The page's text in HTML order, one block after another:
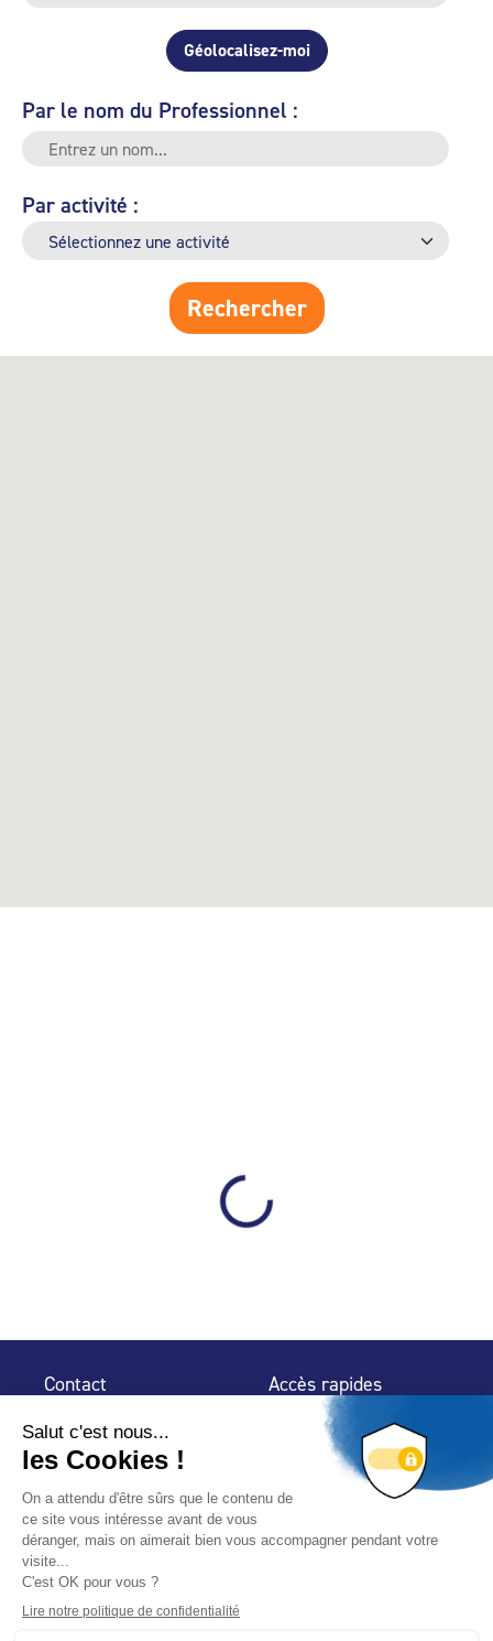
Géolocalisez-moi
Par le nom du Professionnel :
Par activité :
Contact
32 rue de Mogador
75 009 Paris
Accès rapides
Espace Presse
Trouver un
professionnel
Nous suivre